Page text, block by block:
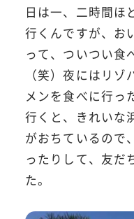
日は一、二時間ほ
行くんですが、お
って、ついつい食
（笑）夜にはリ
メンを食べに行っ
行くと、きれいな
がおちているので
ったりして、友だ
た。